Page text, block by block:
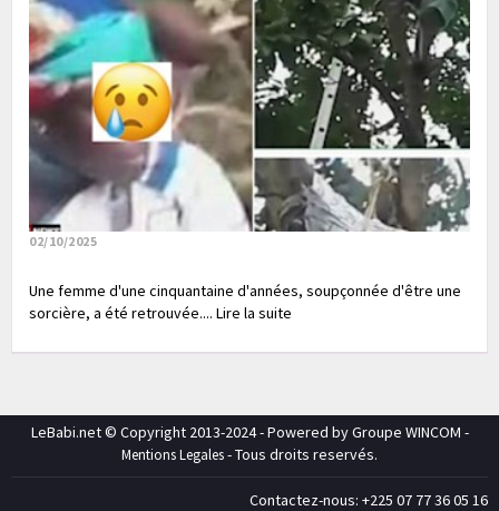
02/10/2025
Une femme d'une cinquantaine d'années, soupçonnée d'être une
sorcière, a été retrouvée.... Lire la suite
LeBabi.net © Copyright 2013-2024 - Powered by Groupe WINCOM -
Mentions Legales- Tous droits reservés.
Contactez-nous: +225 07 77 36 05 16